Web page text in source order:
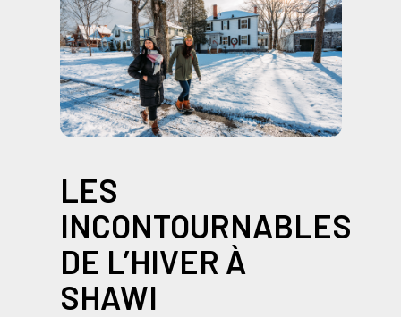
LES
INCONTOURNABLES
DE L’HIVER À
SHAWI